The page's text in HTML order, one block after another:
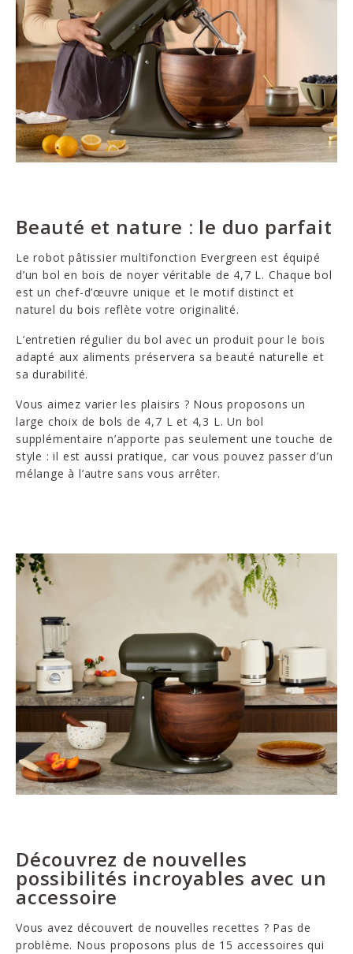
Beauté et nature : le duo parfait
Le robot pâtissier multifonction Evergreen est équipé
d’un bol en bois de noyer véritable de 4,7 L. Chaque bol
est un chef-d’œuvre unique et le motif distinct et
naturel du bois reflète votre originalité.
L’entretien régulier du bol avec un produit pour le bois
adapté aux aliments préservera sa beauté naturelle et
sa durabilité.
Vous aimez varier les plaisirs ? Nous proposons un
large choix de bols de 4,7 L et 4,3 L. Un bol
supplémentaire n’apporte pas seulement une touche de
style : il est aussi pratique, car vous pouvez passer d’un
mélange à l’autre sans vous arrêter.
Découvrez de nouvelles
possibilités incroyables avec un
accessoire
Vous avez découvert de nouvelles recettes ? Pas de
problème. Nous proposons plus de 15 accessoires qui